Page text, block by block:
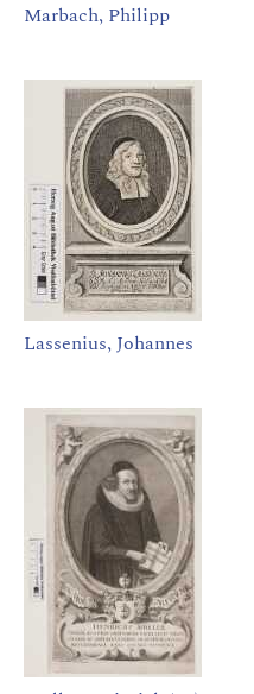
Marbach, Philipp
Lassenius, Johannes